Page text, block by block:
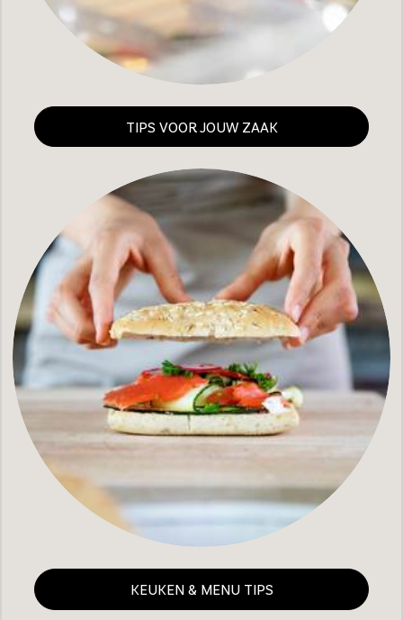
TIPS VOOR JOUW ZAAK
KEUKEN & MENU TIPS